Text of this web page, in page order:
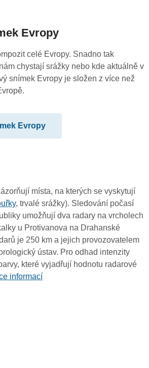
Evropy
celé Evropy. Snadno tak
chystají srážky nebo kde aktuálně v
snímek Evropy je složen z více než
Evropy
místa, na kterých se vyskytují
, trvalé srážky). Sledování počasí
umožňují dva radary na vrcholech
u Protivanova na Drahanské
je 250 km a jejich provozovatelem
ústav. Pro odhad intenzity
které vyjadřují hodnotu radarové
informací